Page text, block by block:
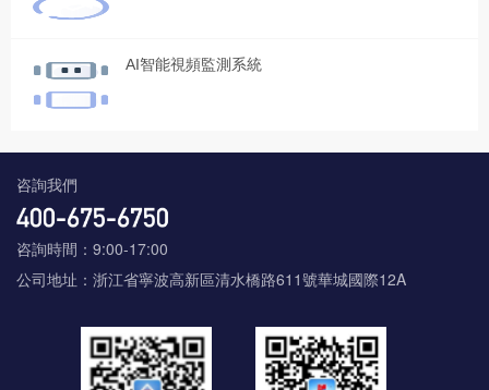
AI智能視頻監測系統
咨詢我們
咨詢時間：9:00-17:00
公司地址：浙江省寧波高新區清水橋路611號華城國際12A